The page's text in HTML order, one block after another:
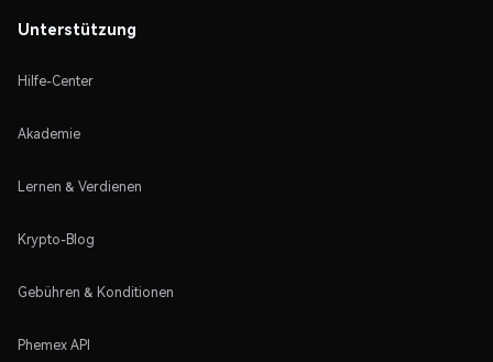
Unterstützung
Hilfe-Center
Akademie
Lernen & Verdienen
Krypto-Blog
Gebühren & Konditionen
Phemex API